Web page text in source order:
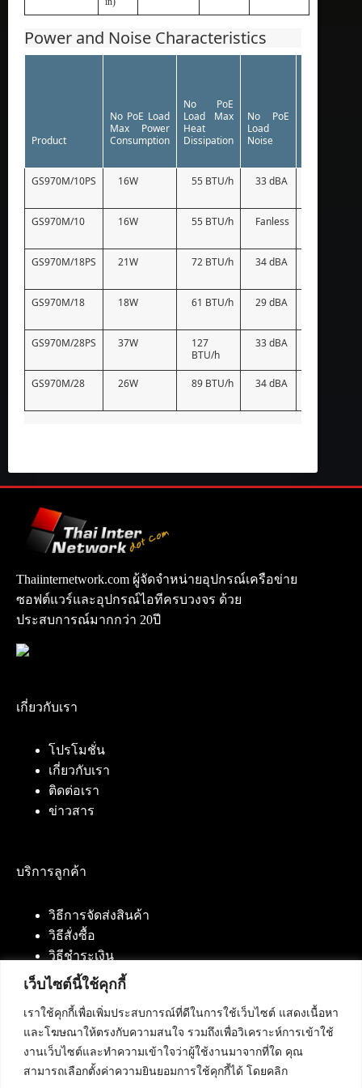
เว็บไซต์นี้ใช้คุกกี้
เราใช้คุกกี้เพื่อเพิ่มประสบการณ์ที่ดีในการใช้เว็บไซต์ แสดงเนื้อหา
และโฆษณาให้ตรงกับความสนใจ รวมถึงเพื่อวิเคราะห์การเข้าใช้
งานเว็บไซต์และทำความเข้าใจว่าผู้ใช้งานมาจากที่ใด คุณ
สามารถเลือกตั้งค่าความยินยอมการใช้คุกกี้ได้ โดยคลิก
Power and Noise Characteristics
Product
No PoE Load
Max Power
Consumption
No PoE
Load Max
Heat
Dissipation
No PoE
Load
Noise
GS970M/10PS 16W 55 BTU/h 33 dBA
GS970M/10 16W 55 BTU/h Fanless
GS970M/18PS 21W 72 BTU/h 34 dBA
GS970M/18 18W 61 BTU/h 29 dBA
GS970M/28PS 37W
127
BTU/h
33 dBA
GS970M/28 26W 89 BTU/h 34 dBA
Thaiinternetwork.com ผู้จัดจำหน่ายอุปกรณ์เครือข่าย
ซอฟต์แวร์และอุปกรณ์ไอทีครบวงจร ด้วย
ประสบการณ์มากกว่า 20ปี
เกี่ยวกับเรา
โปรโมชั่น
เกี่ยวกับเรา
ติดต่อเรา
ข่าวสาร
บริการลูกค้า
วิธีการจัดส่งสินค้า
วิธีสั่งซื้อ
วิธีชำระเงิน
ติดต่อเรา
บริษัท เน็ทฟิวชั่น คอมมิวนิเคชั่น จำกัด 420/94 ถนน
นัมเบอร์วัน-ราม 2 แขวงดอกไม้, เขตประเวศ